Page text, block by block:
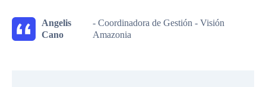
Angelis
Cano
- Coordinadora de Gestión - Visión
Amazonia